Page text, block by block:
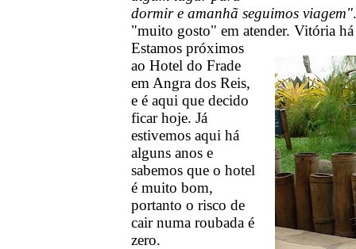
dormir e amanhã seguimos viagem"
"muito gosto" em atender. Vitória há
Estamos próximos
ao Hotel do Frade
em Angra dos Reis,
e é aqui que decido
ficar hoje. Já
estivemos aqui há
alguns anos e
sabemos que o hotel
é muito bom,
portanto o risco de
cair numa roubada é
zero.